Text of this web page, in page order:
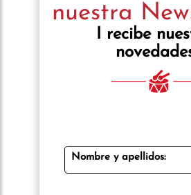
nuestra
I recibe
Nombre y apellidos: